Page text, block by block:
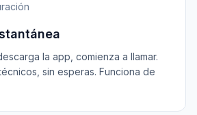
la app, comienza a llamar.
sin esperas. Funciona de